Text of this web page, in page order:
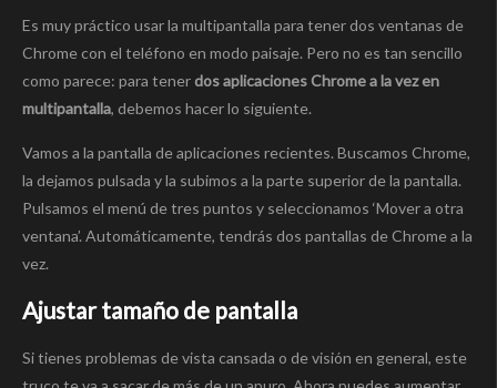
Es muy práctico usar la multipantalla para tener dos ventanas de
Chrome con el teléfono en modo paisaje. Pero no es tan sencillo
como parece: para tenerdos aplicaciones Chrome a la vez en
multipantalla, debemos hacer lo siguiente.
Vamos a la pantalla de aplicaciones recientes. Buscamos Chrome,
la dejamos pulsada y la subimos a la parte superior de la pantalla.
Pulsamos el menú de tres puntos y seleccionamos ‘Mover a otra
ventana’. Automáticamente, tendrás dos pantallas de Chrome a la
vez.
Ajustar tamaño de pantalla
Si tienes problemas de vista cansada o de visión en general, este